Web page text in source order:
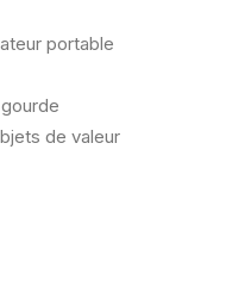
portable
de valeur